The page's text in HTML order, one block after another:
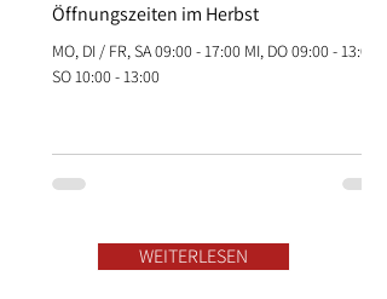
Öffnungszeiten im Herbst
MO, DI / FR, SA 09:00 - 17:00 MI, DO 09:00 - 13:00
SO 10:00 - 13:00
WEITERLESEN